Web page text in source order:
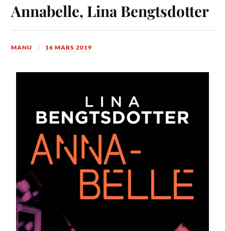
Annabelle, Lina Bengtsdotter
MANU 16 MARS 2019